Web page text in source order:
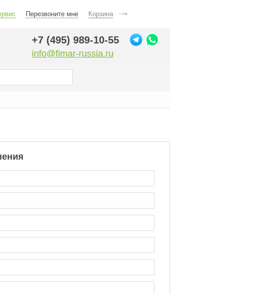
Перезвоните мне Корзина
+7 (495) 989-10-55
info@fimar-russia.ru